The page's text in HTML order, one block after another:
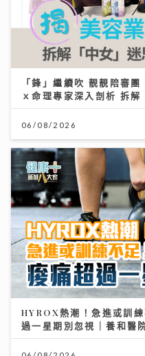
「鋒」繼續吹 靚靚陪審
ｘ命理專家深入剖析 拆
06/08/2026
HYROX熱潮！急進或訓
過一星期別忽視｜養和醫